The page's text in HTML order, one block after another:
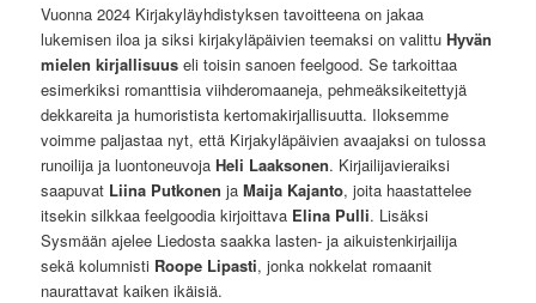
Vuonna 2024 Kirjakyläyhdistyksen tavoitteena on jakaa
lukemisen iloa ja siksi kirjakyläpäivien teemaksi on valittuHyvän
mielen kirjallisuus eli toisin sanoen feelgood. Se tarkoittaa
esimerkiksi romanttisia viihderomaaneja, pehmeäksikeitettyjä
dekkareita ja humoristista kertomakirjallisuutta. Iloksemme
voimme paljastaa nyt, että Kirjakyläpäivien avaajaksi on tulossa
runoilija ja luontoneuvojaHeli Laaksonen. Kirjailijavieraiksi
saapuvat Liina Putkonen jaMaija Kajanto, joita haastattelee
itsekin silkkaa feelgoodia kirjoittava Elina Pulli. Lisäksi
Sysmään ajelee Liedosta saakka lasten- ja aikuistenkirjailija
sekä kolumnisti Roope Lipasti, jonka nokkelat romaanit
naurattavat kaiken ikäisiä.